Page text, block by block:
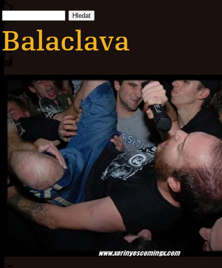
Balaclava